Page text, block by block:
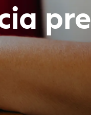
pre